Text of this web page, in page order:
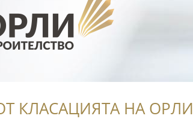
КЛАСАЦИЯТА НА ОРЛИ